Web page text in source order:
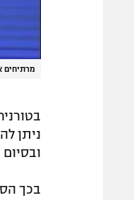
מרתיחים
ובסיום
בכך